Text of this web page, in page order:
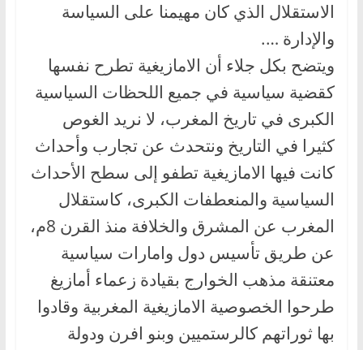
الاستقلال الذي كان مهيمنا على السياسة
والإدارة ….
ويتضح بكل جلاء أن الامازيغية تطرح نفسها
كقضية سياسية في جميع اللحظات السياسية
الكبرى في تاريخ المغرب، لا نريد الغوص
كثيرا في التاريخ ونتحدث عن تجارب وأحداث
كانت فيها الامازيغية تطفو إلى سطح الأحداث
السياسية والمنعطفات الكبرى، كاستقلال
المغرب عن المشرق والخلافة منذ القرن 8م،
عن طريق تأسيس دول وامارات سياسية
معتنقة مذهب الخوارج بقيادة زعماء أمازيغ
طرحوا الخصوصية الامازيغية المغربية وقادوا
بها ثوراتهم كالرستميين وبنو افرن ودولة